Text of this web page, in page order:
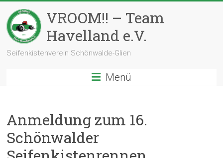
Inhalt
springen
VROOM!! – Team
Havelland e.V.
Seifenkistenverein Schönwalde-Glien
Menü
Anmeldung zum 16.
Schönwalder